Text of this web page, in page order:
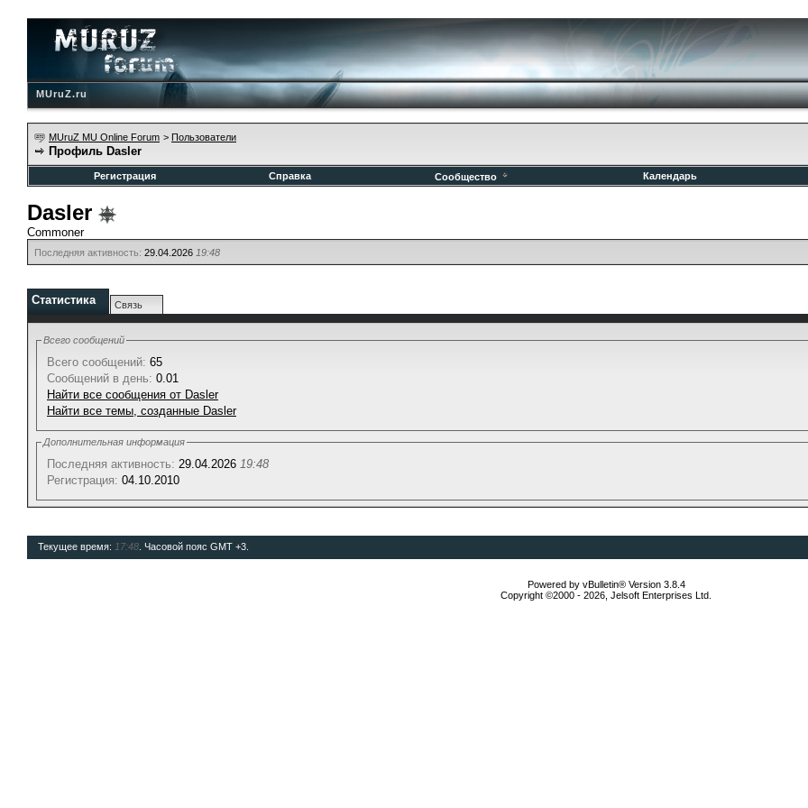
MUruZ.ru
MUruZ MU Online Forum > Пользователи
Профиль Dasler
Регистрация
Справка Сообщество Календарь
Dasler
Commoner
Последняя активность: 29.04.2026 19:48
Статистика Связь
Всего сообщений
Всего сообщений: 65
Сообщений в день: 0.01
Найти все сообщения от Dasler
Найти все темы, созданные Dasler
Дополнительная информация
Последняя активность: 29.04.2026 19:48
Регистрация: 04.10.2010
Текущее время: 17:48 . Часовой пояс GMT +3.
Powered by vBulletin® Version 3.8.4
Copyright ©2000 - 2026, Jelsoft Enterprises Ltd.